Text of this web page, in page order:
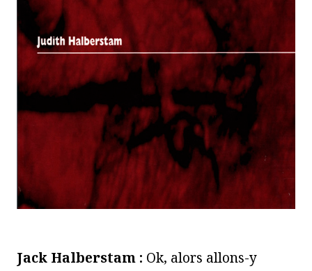
Jack Halberstam : Ok, alors allons-y